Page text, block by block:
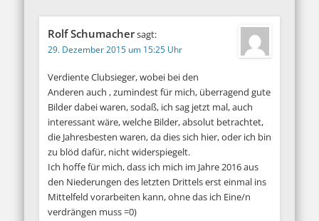
Rolf Schumachersagt:
29. Dezember 2015 um 15:25 Uhr
Verdiente Clubsieger, wobei bei den
Anderen auch , zumindest für mich, überragend gute
Bilder dabei waren, sodaß, ich sag jetzt mal, auch
interessant wäre, welche Bilder, absolut betrachtet,
die Jahresbesten waren, da dies sich hier, oder ich bin
zu blöd dafür, nicht widerspiegelt.
Ich hoffe für mich, dass ich mich im Jahre 2016 aus
den Niederungen des letzten Drittels erst einmal ins
Mittelfeld vorarbeiten kann, ohne das ich Eine/n
verdrängen muss =0)